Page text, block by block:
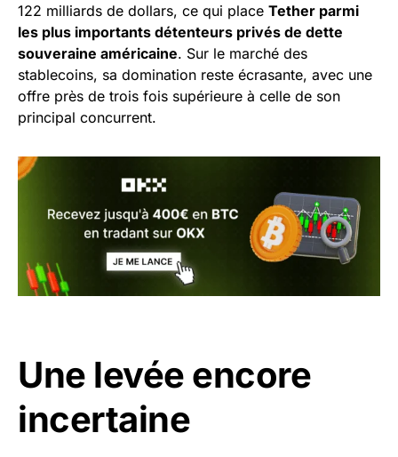
122 milliards de dollars, ce qui place Tether parmi
les plus importants détenteurs privés de dette
souveraine américaine. Sur le marché des
stablecoins, sa domination reste écrasante, avec une
offre près de trois fois supérieure à celle de son
principal concurrent.
Une levée encore
incertaine